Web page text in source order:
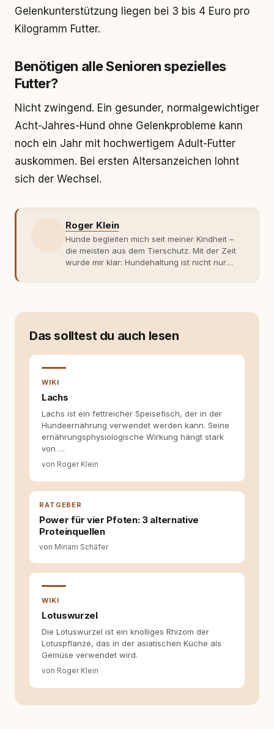
Gelenkunterstützung liegen bei 3 bis 4 Euro pro
Kilogramm Futter.
Benötigen alle Senioren spezielles
Futter?
Nicht zwingend. Ein gesunder, normalgewichtiger
Acht-Jahres-Hund ohne Gelenkprobleme kann
noch ein Jahr mit hochwertigem Adult-Futter
auskommen. Bei ersten Altersanzeichen lohnt
sich der Wechsel.
Roger Klein
Hunde begleiten mich seit meiner Kindheit –
die meisten aus dem Tierschutz. Mit der Zeit
wurde mir klar: Hundehaltung ist nicht nur
Fachwissen. Der Wendepunkt kam mit meinem
moderner Hundeerziehung
entsteht echte Bindung dort, wo Verständnis
Wissen ersetzt – nicht umgekehrt. Aus dieser
Hundehalter:innen in Deutschland, Österreich
und der Schweiz. Meine Überzeugung:
Tierschutz beginnt mit Wissen. Wer seinen
Hund versteht, trifft bessere Entscheidungen –
Das solltest du auch lesen
WIKI
Lachs
Lachs ist ein fettreicher Speisefisch, der in der
Hundeernährung verwendet werden kann. Seine
ernährungsphysiologische Wirkung hängt stark
von …
von Roger Klein
RATGEBER
Power für vier Pfoten: 3 alternative
Proteinquellen
von Miriam Schäfer
WIKI
Lotuswurzel
Die Lotuswurzel ist ein knolliges Rhizom der
Lotuspflanze, das in der asiatischen Küche als
Gemüse verwendet wird.
von Roger Klein